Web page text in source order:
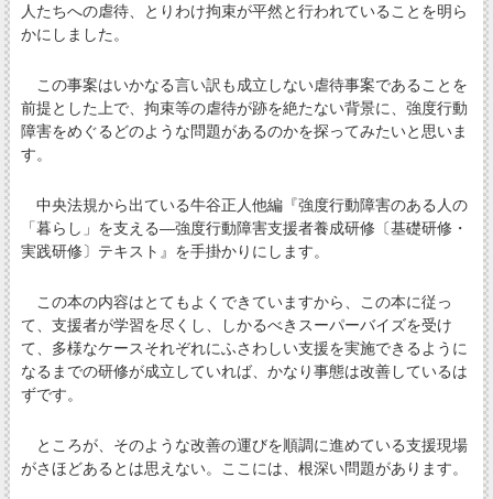
人たちへの虐待、とりわけ拘束が平然と行われていることを明ら
かにしました。
この事案はいかなる言い訳も成立しない虐待事案であることを
前提とした上で、拘束等の虐待が跡を絶たない背景に、強度行動
障害をめぐるどのような問題があるのかを探ってみたいと思いま
す。
中央法規から出ている牛谷正人他編『強度行動障害のある人の
「暮らし」を支える―強度行動障害支援者養成研修〔基礎研修・
実践研修〕テキスト』を手掛かりにします。
この本の内容はとてもよくできていますから、この本に従っ
て、支援者が学習を尽くし、しかるべきスーパーバイズを受け
て、多様なケースそれぞれにふさわしい支援を実施できるように
なるまでの研修が成立していれば、かなり事態は改善しているは
ずです。
ところが、そのような改善の運びを順調に進めている支援現場
がさほどあるとは思えない。ここには、根深い問題があります。